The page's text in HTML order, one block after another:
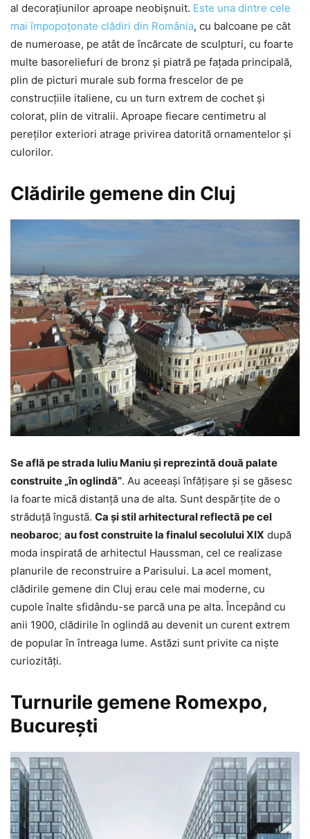
al decorațiunilor aproape neobișnuit. Este una dintre cele
mai împopoțonate clădiri din România, cu balcoane pe cât
de numeroase, pe atât de încărcate de sculpturi, cu foarte
multe basoreliefuri de bronz și piatră pe fațada principală,
plin de picturi murale sub forma frescelor de pe
construcțiile italiene, cu un turn extrem de cochet și
colorat, plin de vitralii. Aproape fiecare centimetru al
pereților exteriori atrage privirea datorită ornamentelor și
culorilor.
Clădirile gemene din Cluj
Se află pe strada Iuliu Maniu și reprezintă două palate
construite „în oglindă”. Au aceeași înfățișare și se găsesc
la foarte mică distanță una de alta. Sunt despărțite de o
străduță îngustã. Ca și stil arhitectural reflectă pe cel
neobaroc; au fost construite la finalul secolului XIX după
moda inspirată de arhitectul Haussman, cel ce realizase
planurile de reconstruire a Parisului. La acel moment,
clădirile gemene din Cluj erau cele mai moderne, cu
cupole înalte sfidându-se parcă una pe alta. Începând cu
anii 1900, clădirile în oglindă au devenit un curent extrem
de popular în întreaga lume. Astăzi sunt privite ca niște
curiozități.
Turnurile gemene Romexpo,
București